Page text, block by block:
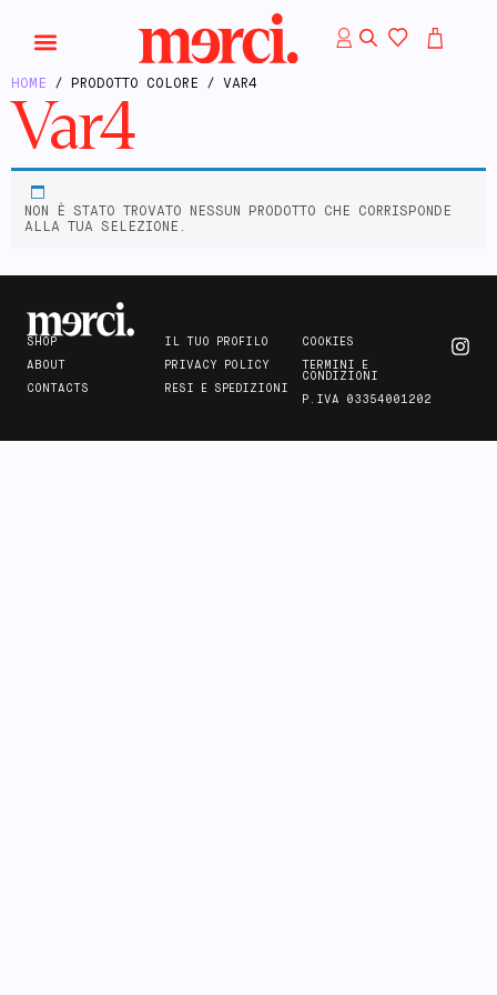
HOME / PRODOTTO COLORE / VAR4
Var4
NON È STATO TROVATO NESSUN PRODOTTO CHE CORRISPONDE
ALLA TUA SELEZIONE.
SHOP
ABOUT
CONTACTS
IL TUO PROFILO
PRIVACY POLICY
RESI E SPEDIZIONI
COOKIES
TERMINI E
CONDIZIONI
P.IVA 03354001202